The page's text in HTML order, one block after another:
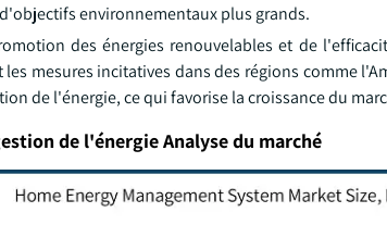
environnementaux plus grands.
des énergies renouvelables et de
les mesures incitatives dans des régions comme
de l'énergie, ce qui favorise la croissance du
de l'énergie Analyse du marché